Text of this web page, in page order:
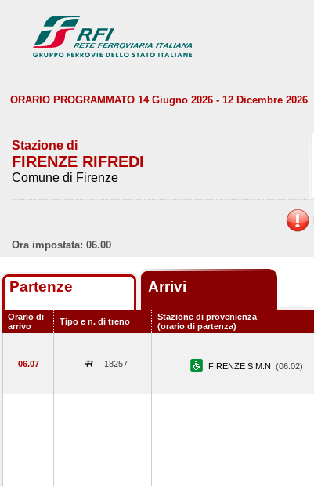
ORARIO PROGRAMMATO 14 Giugno 2026 - 12 Dicembre 2026
Stazione di
FIRENZE RIFREDI
Comune di Firenze
Ora impostata: 06.00
Partenze Arrivi
Orario di
arrivo
Tipo e n. di treno
Stazione di provenienza
(orario di partenza)
06.07 18257 FIRENZE S.M.N. (06.02)